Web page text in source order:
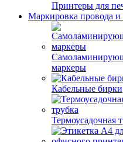
Принтеры для
Маркировка провода и
маркеры
Кабельные бирки
Термоусадочная